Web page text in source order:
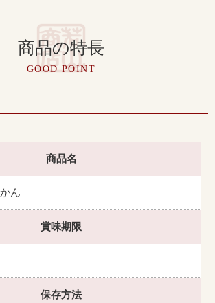
商品の特長
GOOD POINT
商品名
ん
賞味期限
保存方法